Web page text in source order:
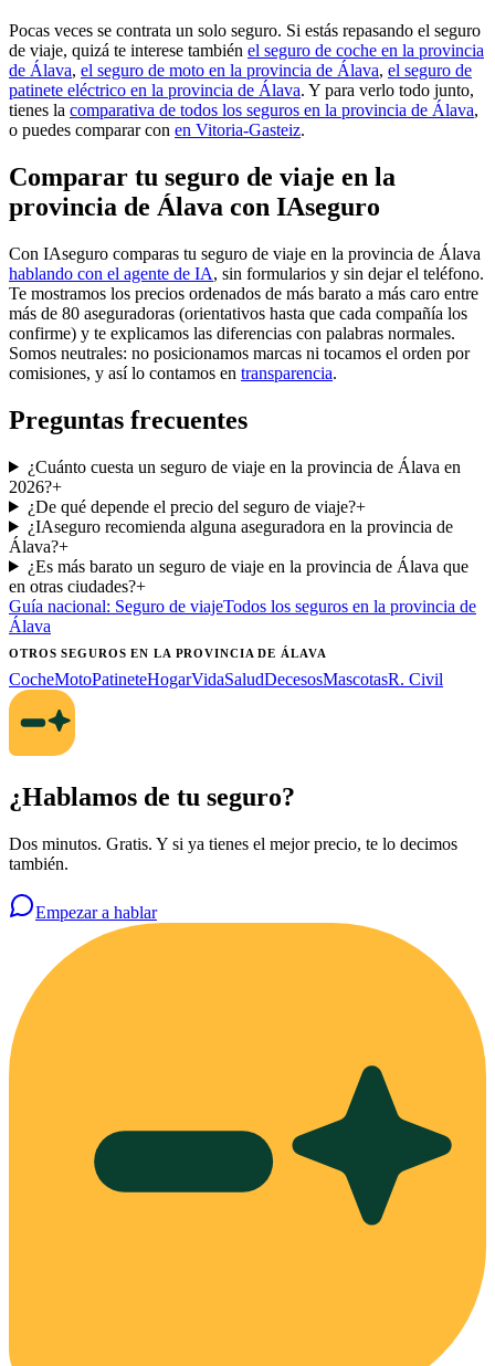
Pocas veces se contrata un solo seguro. Si estás repasando el seguro
de viaje, quizá te interese también el seguro de coche en la provincia
de Álava, el seguro de moto en la provincia de Álava, el seguro de
patinete eléctrico en la provincia de Álava. Y para verlo todo junto,
tienes la comparativa de todos los seguros en la provincia de Álava,
o puedes comparar con en Vitoria-Gasteiz.
Comparar tu seguro de viaje en la
provincia de Álava con IAseguro
Con IAseguro comparas tu seguro de viaje en la provincia de Álava
hablando con el agente de IA, sin formularios y sin dejar el teléfono.
Te mostramos los precios ordenados de más barato a más caro entre
más de 80 aseguradoras (orientativos hasta que cada compañía los
confirme) y te explicamos las diferencias con palabras normales.
Somos neutrales: no posicionamos marcas ni tocamos el orden por
comisiones, y así lo contamos en transparencia.
Preguntas frecuentes
¿Cuánto cuesta un seguro de viaje en la provincia de Álava en
2026?+
¿De qué depende el precio del seguro de viaje?+
¿IAseguro recomienda alguna aseguradora en la provincia de
Álava?+
¿Es más barato un seguro de viaje en la provincia de Álava que
en otras ciudades?+
Guía nacional: Seguro de viajeTodos los seguros en la provincia de
Álava
OTROS SEGUROSEN LA PROVINCIA DE ÁLAVA
CocheMotoPatineteHogarVidaSaludDecesosMascotasR. Civil
¿Hablamos de tu seguro?
Dos minutos. Gratis. Y si ya tienes el mejor precio, te lo decimos
también.
Empezar a hablar